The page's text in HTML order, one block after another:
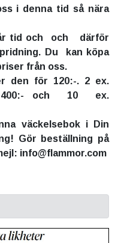
i denna tid så nära
tid och och därför
Du kan köpa
från oss.
den för 120:-. 2 ex.
och 10 ex.
väckelsebok i Din
Gör beställning på
info@flammor.com